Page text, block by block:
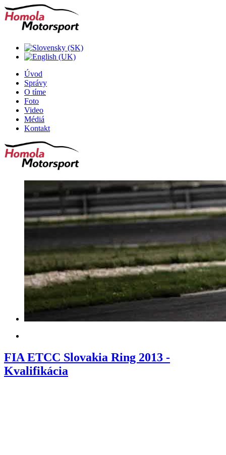
Úvod
Správy
O tíme
Foto
Video
Médiá
Kontakt
FIA ETCC Slovakia Ring 2013 -
Kvalifikácia